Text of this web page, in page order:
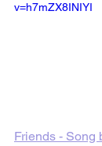
v=h7mZX8INIYI
Friends - Song